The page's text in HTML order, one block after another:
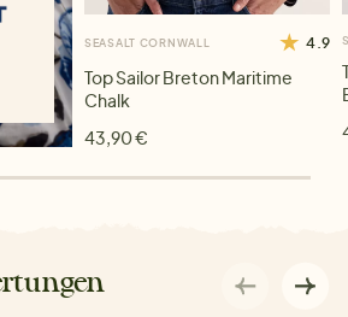
SEASALT CORNWALL 4.9
Top Sailor Breton Maritime
Chalk
43,90 €